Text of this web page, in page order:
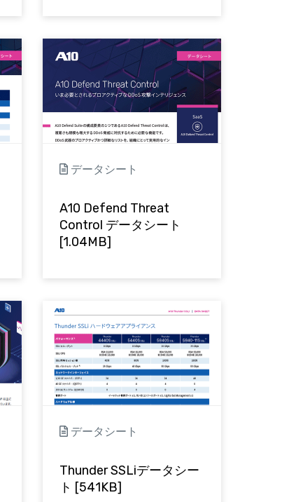
データシート
A10 Defend Threat
Control データシート
[1.04MB]
データシート
Thunder SSLiデータシー
ト [541KB]